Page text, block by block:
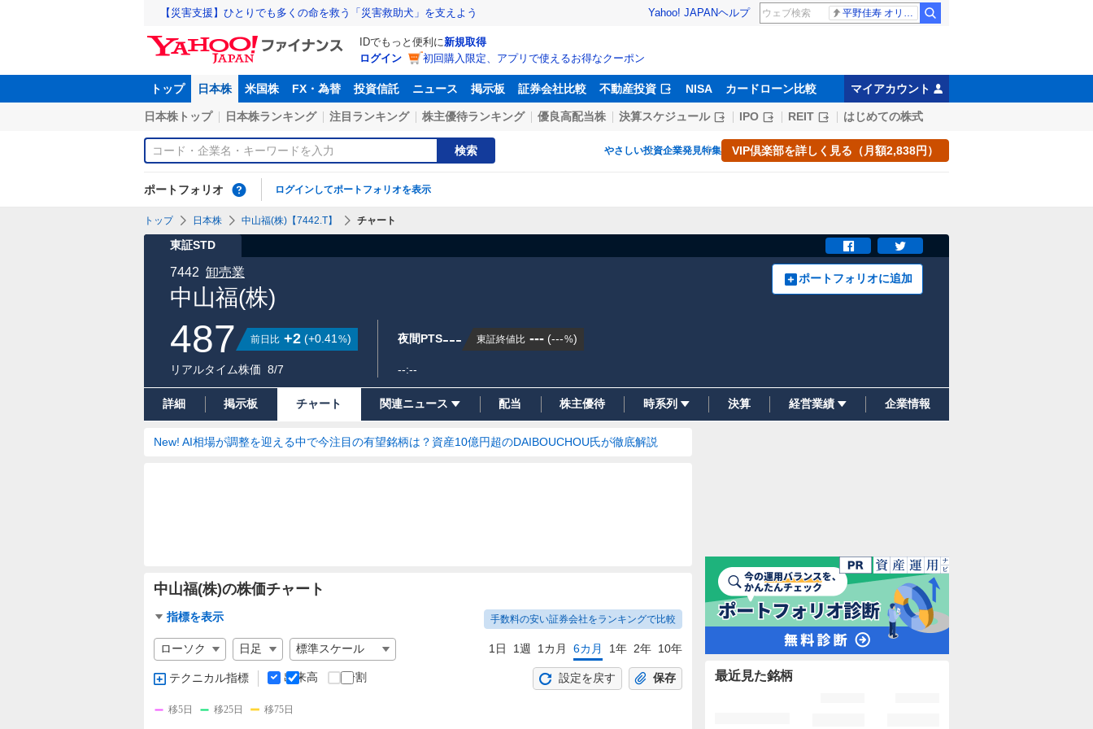
【災害支援】ひとりでも多くの命を救う「災害救助犬」を支えよう Yahoo! JAPANヘルプ 平野佳寿 オリックス
IDでもっと便利に新規取得
ログイン
初回購入限定、アプリで使えるお得なクーポン
トップ 日本株 米国株 FX・為替 投資信託 ニュース 掲示板 証券会社比較 不動産投資 NISA カードローン比較 マイアカウント
日本株トップ 日本株ランキング 注目ランキング 株主優待ランキング 優良高配当株 決算スケジュール IPO REIT はじめての株式
検索 やさしい投資企業発見特集 VIP倶楽部を詳しく見る（月額2,838円）
ポートフォリオ ログインしてポートフォリオを表示
トップ 日本株 中山福(株)【7442.T】 チャート
東証STD
中山福(株)
7442 卸売業 ポートフォリオに追加
487 前日比 +2 (+0.41%)
リアルタイム株価 8/7
夜間PTS--- 東証終値比 --- (---%)
--:--
詳細 掲示板 チャート 関連ニュース 配当 株主優待 時系列 決算 経営業績 企業情報
New! AI相場が調整を迎える中で今注目の有望銘柄は？資産10億円超のDAIBOUCHOU氏が徹底解説
中山福(株)の株価チャート
チ
ャ
ー
ト
指
標
手数料の安い証券会社をランキングで比較
指標を表示
チ
ャ
ー
の
1日 1週 1カ月 6カ月 1年 2年 10年
テクニカル指標 出来高 分割 設定を戻す 保存
移5日 移25日 移75日
最近見た銘柄